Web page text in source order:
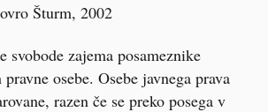
Šturm, 2002
svobode zajema posameznike
osebe. Osebe javnega prava
razen če se preko posega v